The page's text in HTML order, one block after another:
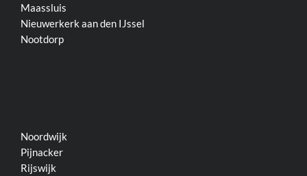
Maassluis
Nieuwerkerk aan den IJssel
Nootdorp
Noordwijk
Pijnacker
Rijswijk